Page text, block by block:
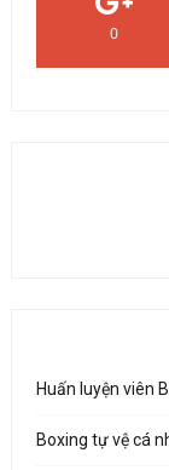
0
Huấn luyện viên
Boxing tự vệ cá